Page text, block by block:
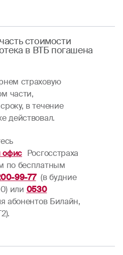
стоимости
в ВТБ погашена
страховую
части,
в течение
действовал.
офис Росгосстраха
по бесплатным
99-77 (в будние
или 0530
абонентов Билайн,